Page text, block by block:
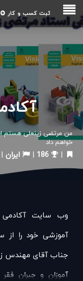
من مرتضی زینعلی هستم
خواهم داد
|
| ایران
ثبت کسب و کار
وب سایت آکادمی
جناب آقای مهندس
آموزان و جبران